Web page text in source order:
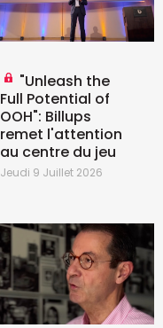
"Unleash the
Full Potential of
OOH": Billups
remet l'attention
au centre du jeu
Jeudi 9 Juillet 2026